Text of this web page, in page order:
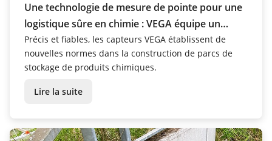
Une technologie de mesure de pointe pour une
logistique sûre en chimie : VEGA équipe un
nouveau parc de stockage de produits
chimiques
Précis et fiables, les capteurs VEGA établissent de
nouvelles normes dans la construction de parcs de
stockage de produits chimiques.
Lire la suite